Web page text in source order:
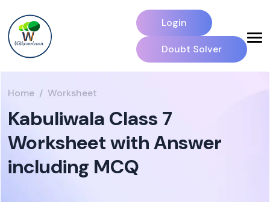
Login
Doubt Solver
Home Worksheet
Kabuliwala Class 7
Worksheet with Answer
including MCQ